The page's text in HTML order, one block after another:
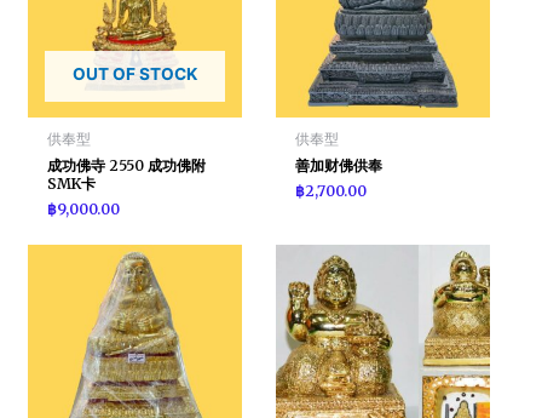
OUT OF STOCK
供奉型
成功佛寺 2550 成功佛附
SMK卡
฿9,000.00
供奉型
善加财佛供奉
฿2,700.00